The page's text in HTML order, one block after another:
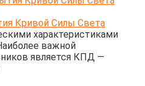
Кривой Силы Света
характеристиками
важной
является КПД —